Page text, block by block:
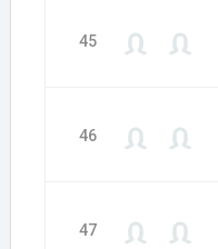
45
46
47